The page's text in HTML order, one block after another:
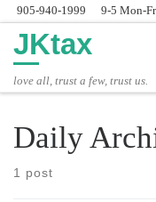
Skip to content
905-940-1999 9-5 Mon-
JKtax
love all, trust a few, trust us.
Daily
1 post